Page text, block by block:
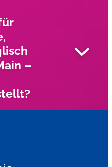
zu den Schülern nach
–
LRS und Dyskalkulie.